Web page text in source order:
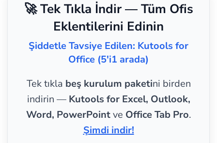
🚀 Tek Tıkla İndir — Tüm Ofis
Eklentilerini Edinin
Şiddetle Tavsiye Edilen: Kutools for
Office (5'i1 arada)
Tek tıkla beş kurulum paketini birden
indirin — Kutools for Excel, Outlook,
Word, PowerPointve Office Tab Pro.
Şimdi indir!